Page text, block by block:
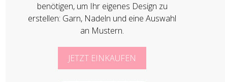
benötigen, um Ihr eigenes Design zu
erstellen: Garn, Nadeln und eine Auswahl
an Mustern.
JETZT EINKAUFEN